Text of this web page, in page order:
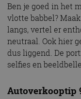
Ben je goed in het
vlotte babbel?
langs, vertel er
neutraal. Ook hier
dus liggend. De
selfies en
Autoverkooptip